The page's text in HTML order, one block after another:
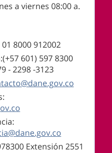
a viernes 08:00 a.
8000 912002
601) 597 8300
- 2298 -3123
Extensión 2551